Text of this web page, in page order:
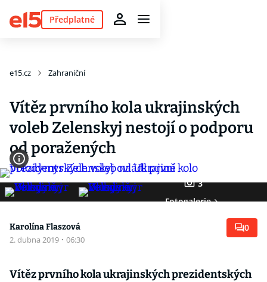
Předplatné
e15.cz Zahraniční
Vítěz prvního kola ukrajinských
voleb Zelenskyj nestojí o podporu
od poražených
3
Fotogalerie
Karolína Flaszová
2. dubna 2019 · 06:30
0
Vítěz prvního kola ukrajinských prezidentských